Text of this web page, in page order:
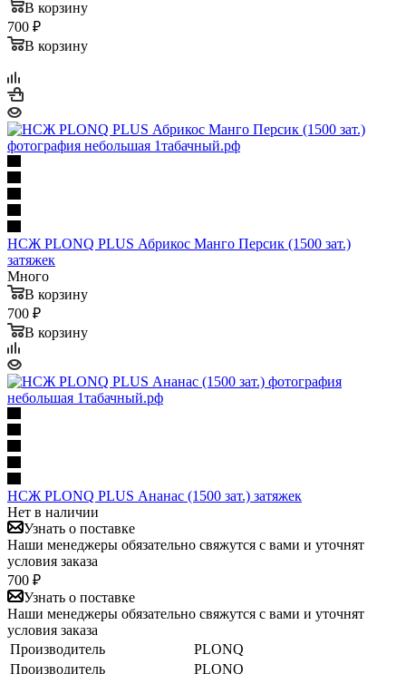
В корзину
700 ₽
В корзину
НСЖ PLONQ PLUS Абрикос Манго Персик (1500 зат.)
затяжек
Много
В корзину
700 ₽
В корзину
НСЖ PLONQ PLUS Ананас (1500 зат.) затяжек
Нет в наличии
Узнать о поставке
Наши менеджеры обязательно свяжутся с вами и уточнят
условия заказа
700 ₽
Узнать о поставке
Наши менеджеры обязательно свяжутся с вами и уточнят
условия заказа
Производитель
PLONQ
Производитель
PLONQ